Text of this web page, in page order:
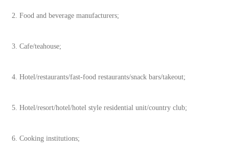
2. Food and beverage manufacturers;
3. Cafe/teahouse;
4. Hotel/restaurants/fast-food restaurants/snack bars/takeout;
5. Hotel/resort/hotel/hotel style residential unit/country club;
6. Cooking institutions;